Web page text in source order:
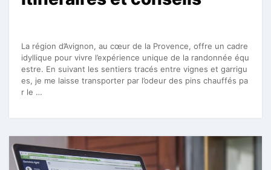
La région d’Avignon, au cœur de la Provence, offre un cadre
idyllique pour vivre l’expérience unique de la randonnée équ
estre. En suivant les sentiers tracés entre vignes et garrigu
es, je me laisse transporter par l’odeur des pins chauffés pa
r le …